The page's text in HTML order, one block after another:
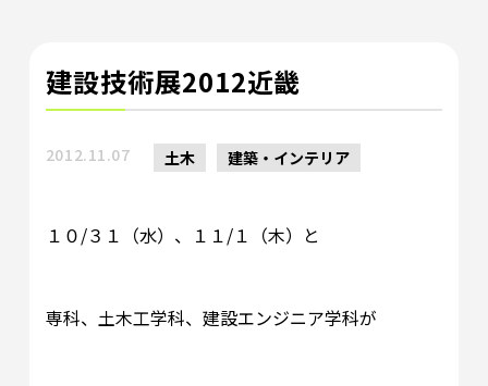
建設技術展2012近畿
2012.11.07 土木 建築・インテリア
１０/３１（水）、１１/１（木）と
専科、土木工学科、建設エンジニア学科が